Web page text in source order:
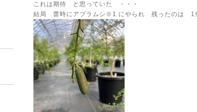
これは期待 と思っていた ・・・
結局 蕾時にアブラムシ※1 にやられ 残ったのは 1